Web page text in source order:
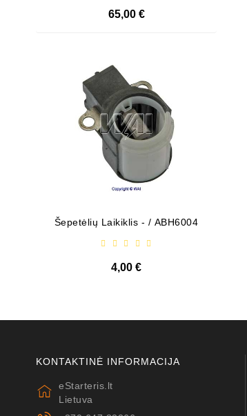
65,00 €
Šepetėlių Laikiklis - / ABH6004
4,00 €
KONTAKTINĖ INFORMACIJA
eStarteris.lt
Lietuva